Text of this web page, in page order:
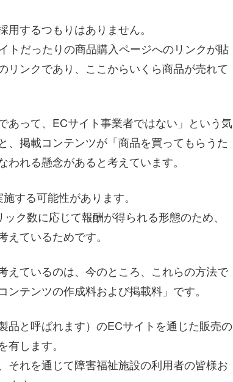
するつもりはありません。
トだったりの商品購入ページへのリンクが貼
リンクであり、ここからいくら商品が売れて
あって、ECサイト事業者ではない」という気
掲載コンテンツが「商品を買ってもらうた
れる懸念があると考えています。
する可能性があります。
ク数に応じて報酬が得られる形態のため、
ているためです。
えているのは、今のところ、これらの方法で
テンツの作成料および掲載料」です。
品と呼ばれます）のECサイトを通じた販売の
します。
それを通じて障害福祉施設の利用者の皆様お